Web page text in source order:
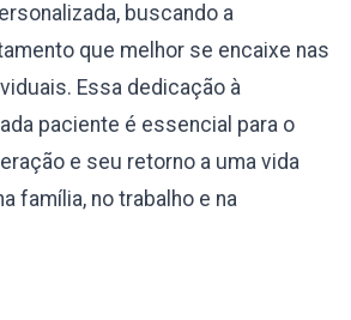
buscando a
que melhor se encaixe nas
Essa dedicação à
paciente é essencial para o
e seu retorno a uma vida
família, no trabalho e na